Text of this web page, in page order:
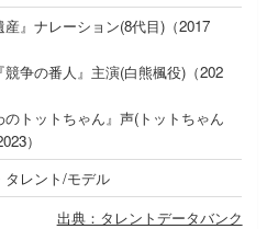
』ナレーション(8代目)（2017
競争の番人』主演(白熊楓役)（202
のトットちゃん』声(トットちゃん
）
タレント/モデル
出典：タレントデータバンク